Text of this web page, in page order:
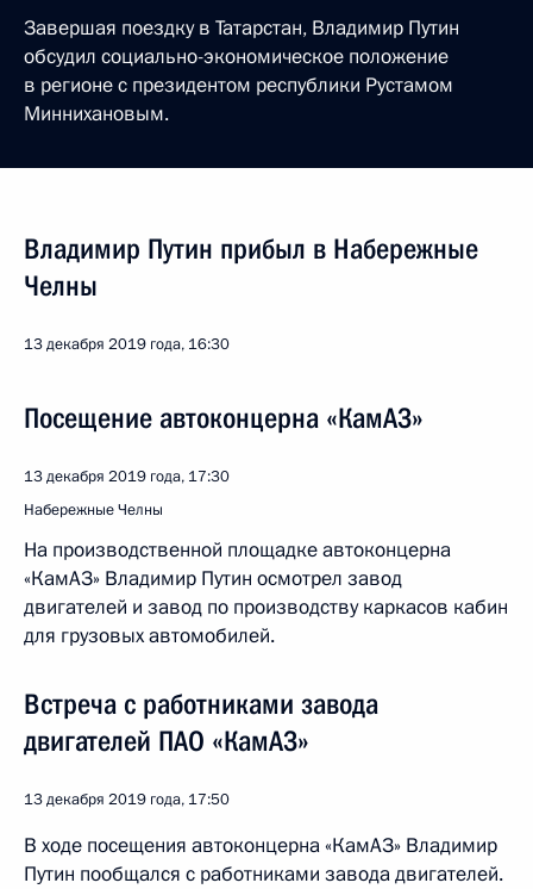
Завершая поездку в Татарстан, Владимир Путин
обсудил социально-экономическое положение
в регионе с президентом республики Рустамом
Миннихановым.
Владимир Путин прибыл в Набережные
Челны
13 декабря 2019 года, 16:30
Посещение автоконцерна «КамАЗ»
13 декабря 2019 года, 17:30
Набережные Челны
На производственной площадке автоконцерна
«КамАЗ» Владимир Путин осмотрел завод
двигателей и завод по производству каркасов кабин
для грузовых автомобилей.
Встреча с работниками завода
двигателей ПАО «КамАЗ»
13 декабря 2019 года, 17:50
В ходе посещения автоконцерна «КамАЗ» Владимир
Путин пообщался с работниками завода двигателей.